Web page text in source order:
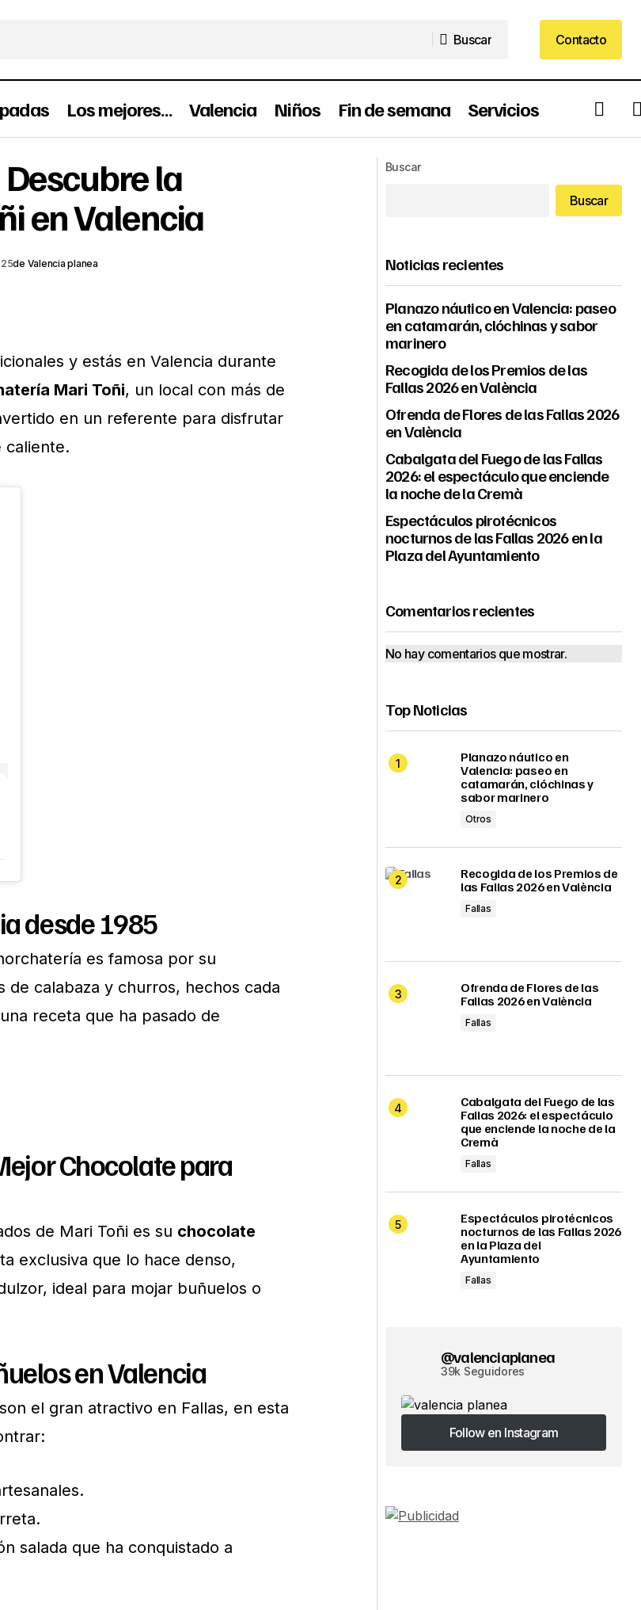
Buscar
Contacto
Contacto
Los mejores… Valencia Niños Fin de semana Servicios
Churros o Buñuelos: Descubre la Horchatería Mari Toñi
en Valencia
en Fotografía
la
en Valencia
de Valencia planea
y estás en Valencia durante
Mari Toñi, un local con más de
en un referente para disfrutar
caliente.
desde 1985
es famosa por su
calabaza y churros, hechos cada
receta que ha pasado de
Chocolate para
de Mari Toñi es su chocolate
exclusiva que lo hace denso,
ideal para mojar buñuelos o
en Valencia
el gran atractivo en Fallas, en esta
salada que ha conquistado a
Buscar
Buscar
Noticias recientes
Planazo náutico en Valencia: paseo
en catamarán, clóchinas y sabor
marinero
Recogida de los Premios de las
Fallas 2026 en València
Ofrenda de Flores de las Fallas 2026
en València
Cabalgata del Fuego de las Fallas
2026: el espectáculo que enciende
la noche de la Cremà
Espectáculos pirotécnicos
nocturnos de las Fallas 2026 en la
Plaza del Ayuntamiento
Comentarios recientes
No hay comentarios que mostrar.
Top Noticias
Planazo náutico en
Valencia: paseo en
catamarán, clóchinas y
sabor marinero
Otros
Recogida de los Premios de
las Fallas 2026 en València
Fallas
Ofrenda de Flores de las
Fallas 2026 en València
Fallas
Cabalgata del Fuego de las
Fallas 2026: el espectáculo
que enciende la noche de la
Cremà
Fallas
Espectáculos pirotécnicos
nocturnos de las Fallas 2026
en la Plaza del
Ayuntamiento
Fallas
@valenciaplanea
39k Seguidores
Follow en Instagram
Follow en Instagram